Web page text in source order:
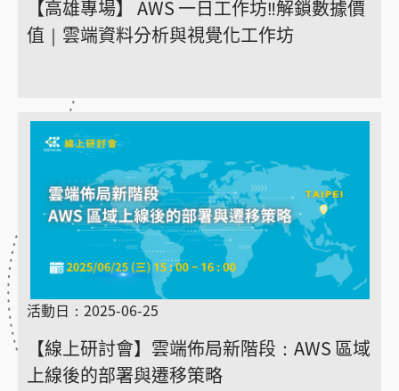
【高雄專場】 AWS 一日工作坊‼️解鎖數據價
值｜雲端資料分析與視覺化工作坊
活動日：2025-06-25
【線上研討會】雲端佈局新階段：AWS 區域
上線後的部署與遷移策略